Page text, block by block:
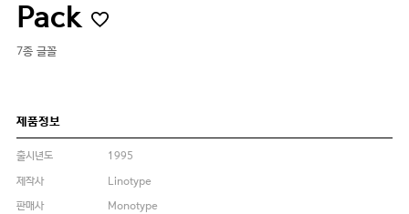
Pack
7종 글꼴
제품정보
출시년도
1995
제작사
Linotype
판매사
Monotype